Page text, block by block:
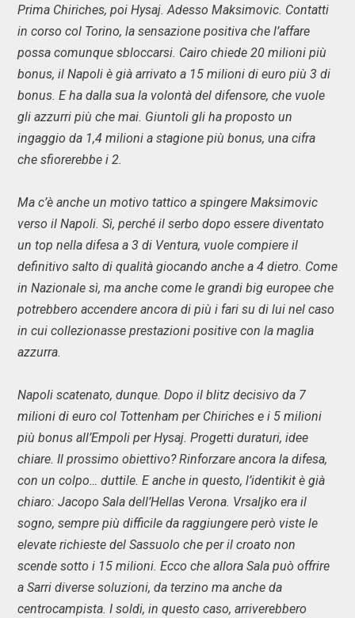
Prima Chiriches, poi Hysaj. Adesso Maksimovic. Contatti
in corso col Torino, la sensazione positiva che l’affare
possa comunque sbloccarsi. Cairo chiede 20 milioni più
bonus, il Napoli è già arrivato a 15 milioni di euro più 3 di
bonus. E ha dalla sua la volontà del difensore, che vuole
gli azzurri più che mai. Giuntoli gli ha proposto un
ingaggio da 1,4 milioni a stagione più bonus, una cifra
che sfiorerebbe i 2.
Ma c’è anche un motivo tattico a spingere Maksimovic
verso il Napoli. Sì, perché il serbo dopo essere diventato
un top nella difesa a 3 di Ventura, vuole compiere il
definitivo salto di qualità giocando anche a 4 dietro. Come
in Nazionale sì, ma anche come le grandi big europee che
potrebbero accendere ancora di più i fari su di lui nel caso
in cui collezionasse prestazioni positive con la maglia
azzurra.
Napoli scatenato, dunque. Dopo il blitz decisivo da 7
milioni di euro col Tottenham per Chiriches e i 5 milioni
più bonus all’Empoli per Hysaj. Progetti duraturi, idee
chiare. Il prossimo obiettivo? Rinforzare ancora la difesa,
con un colpo… duttile. E anche in questo, l’identikit è già
chiaro: Jacopo Sala dell’Hellas Verona. Vrsaljko era il
sogno, sempre più difficile da raggiungere però viste le
elevate richieste del Sassuolo che per il croato non
scende sotto i 15 milioni. Ecco che allora Sala può offrire
a Sarri diverse soluzioni, da terzino ma anche da
centrocampista. I soldi, in questo caso, arriverebbero